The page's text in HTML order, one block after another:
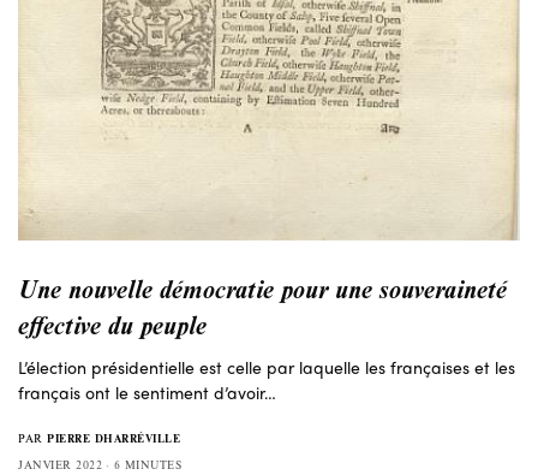
Une nouvelle démocratie pour une souveraineté
effective du peuple
L’élection présidentielle est celle par laquelle les françaises et les
français ont le sentiment d’avoir…
PAR PIERRE DHARRÉVILLE
JANVIER 2022
6 MINUTES